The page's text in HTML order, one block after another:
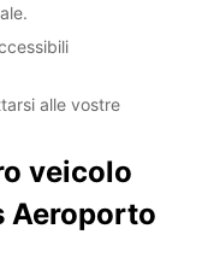
alle vostre
veicolo
Aeroporto